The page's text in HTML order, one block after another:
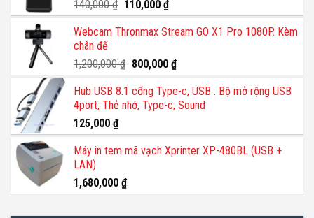
chọn
có
được
trên
trang
phẩm
140,000₫ Giá
gốc
là:
110,000 ₫Giá
hiện
tại
110,000 ₫.
Webcam Thronmax Stream GO X1 Pro 1080P. Kèm
chân đế
1,200,000₫ Giá
gốc
là:
1,200,000 ₫.
800,000 ₫Giá
hiện
tại
là:
Hub USB 8.1 cổng Type-c, USB . Bộ mở rộng USB
4port, Thẻ nhớ, Type-c, Sound
125,000 ₫
Máy in tem mã vạch Xprinter XP-480BL (USB +
LAN)
1,680,000 ₫